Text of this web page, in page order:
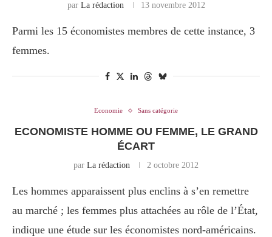
par La rédaction 13 novembre 2012
Parmi les 15 économistes membres de cette instance, 3
femmes.
Economie Sans catégorie
ECONOMISTE HOMME OU FEMME, LE GRAND
ÉCART
par La rédaction 2 octobre 2012
Les hommes apparaissent plus enclins à s’en remettre
au marché ; les femmes plus attachées au rôle de l’État,
indique une étude sur les économistes nord-américains.